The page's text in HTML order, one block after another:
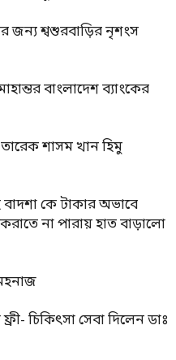
জন্য শ্বশুরবাড়ির নৃশংস
বাংলাদেশ ব্যাংকের
শাসম খান হিমু
কে টাকার অভাবে
না পারায় হাত বাড়ালো
চিকিৎসা সেবা দিলেন ডাঃ